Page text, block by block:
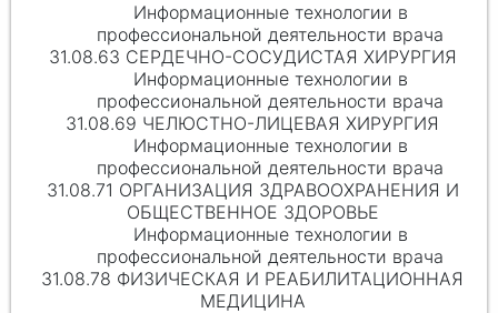
Информационные технологии в
профессиональной деятельности врача
31.08.63 СЕРДЕЧНО-СОСУДИСТАЯ ХИРУРГИЯ
Информационные технологии в
профессиональной деятельности врача
31.08.69 ЧЕЛЮСТНО-ЛИЦЕВАЯ ХИРУРГИЯ
Информационные технологии в
профессиональной деятельности врача
31.08.71 ОРГАНИЗАЦИЯ ЗДРАВООХРАНЕНИЯ И
ОБЩЕСТВЕННОЕ ЗДОРОВЬЕ
Информационные технологии в
профессиональной деятельности врача
31.08.78 ФИЗИЧЕСКАЯ И РЕАБИЛИТАЦИОННАЯ
МЕДИЦИНА